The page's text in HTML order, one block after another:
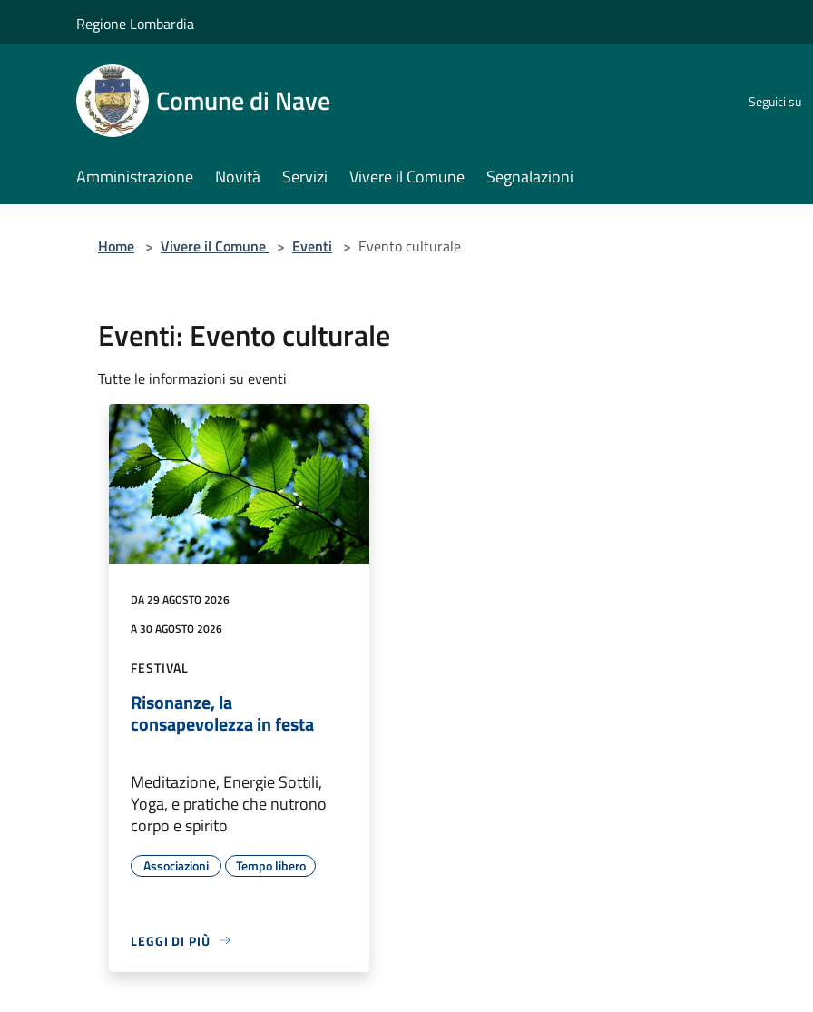
Regione Lombardia
Comune di Nave Seguici su
Amministrazione Novità Servizi Vivere il Comune Segnalazioni
Home > Vivere il Comune > Eventi > Evento culturale
Eventi: Evento culturale
Tutte le informazioni su eventi
DA 29 AGOSTO 2026
A 30 AGOSTO 2026
FESTIVAL
Risonanze, la
consapevolezza in festa
Meditazione, Energie Sottili,
Yoga, e pratiche che nutrono
corpo e spirito
Associazioni Tempo libero
LEGGI DI PIÙ